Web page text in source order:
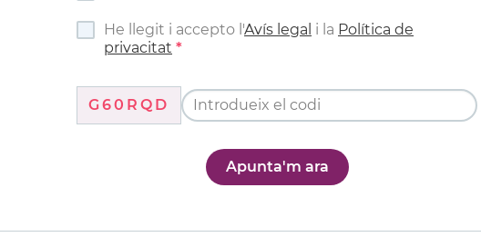
He llegit i accepto l'Avís legal i la Política de
privacitat
G60RQD
Apunta'm ara